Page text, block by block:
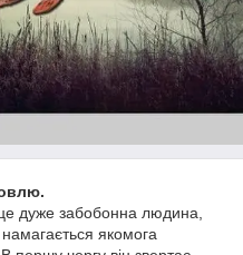
дуже забобонна людина,
якомога